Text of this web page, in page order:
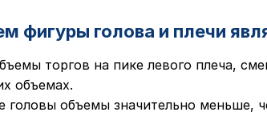
фигуры голова и плечи
торгов на пике левого плеча,
объемах.
головы объемы значительно меньше,